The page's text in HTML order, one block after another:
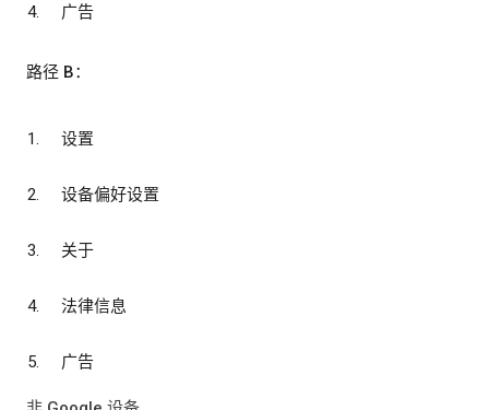
广告
路径 B：
设置
设备偏好设置
关于
法律信息
广告